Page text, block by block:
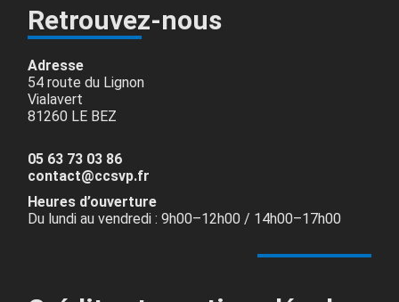
Retrouvez-nous
Adresse
54 route du Lignon
Vialavert
81260 LE BEZ
05 63 73 03 86
contact@ccsvp.fr
Heures d’ouverture
Du lundi au vendredi : 9h00–12h00 / 14h00–17h00